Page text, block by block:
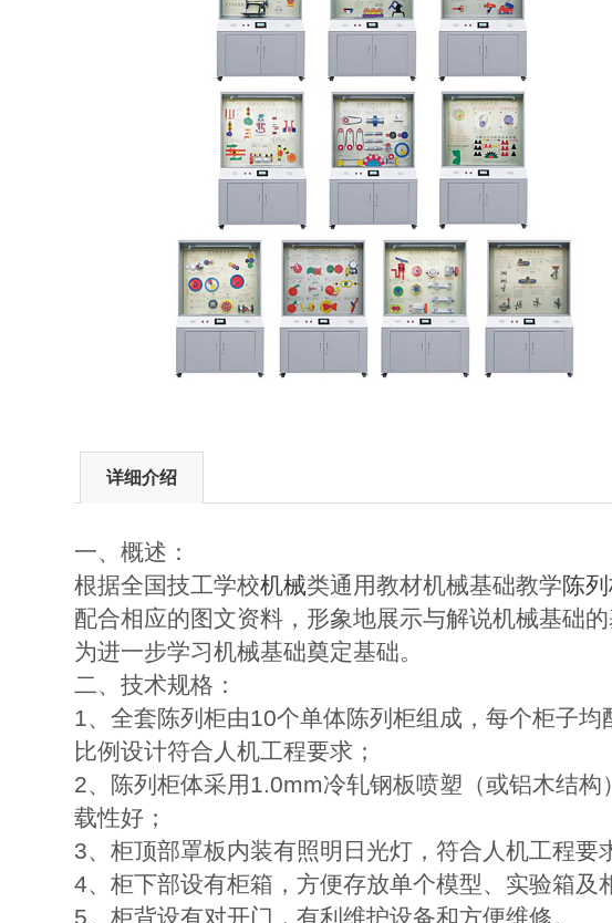
详细介绍
一、概述：
根据全国技工学校机械类通用教材机械基础教学陈
配合相应的图文资料，形象地展示与解说机械基础
为进一步学习机械基础奠定基础。
二、技术规格：
1、全套陈列柜由10个单体陈列柜组成，每个柜子
比例设计符合人机工程要求；
2、陈列柜体采用1.0mm冷轧钢板喷塑（或铝木结
载性好；
3、柜顶部罩板内装有照明日光灯，符合人机工程要
4、柜下部设有柜箱，方便存放单个模型、实验箱及
5、柜背设有对开门，有利维护设备和方便维修。